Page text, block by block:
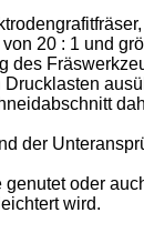
20 : 1 und
des
der
oder
wird.